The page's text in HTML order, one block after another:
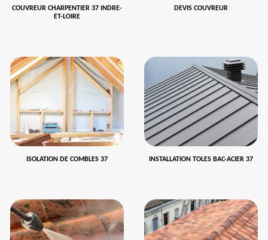
COUVREUR CHARPENTIER 37 INDRE-
ET-LOIRE
DEVIS COUVREUR
ISOLATION DE COMBLES 37 INSTALLATION TOLES BAC-ACIER 37